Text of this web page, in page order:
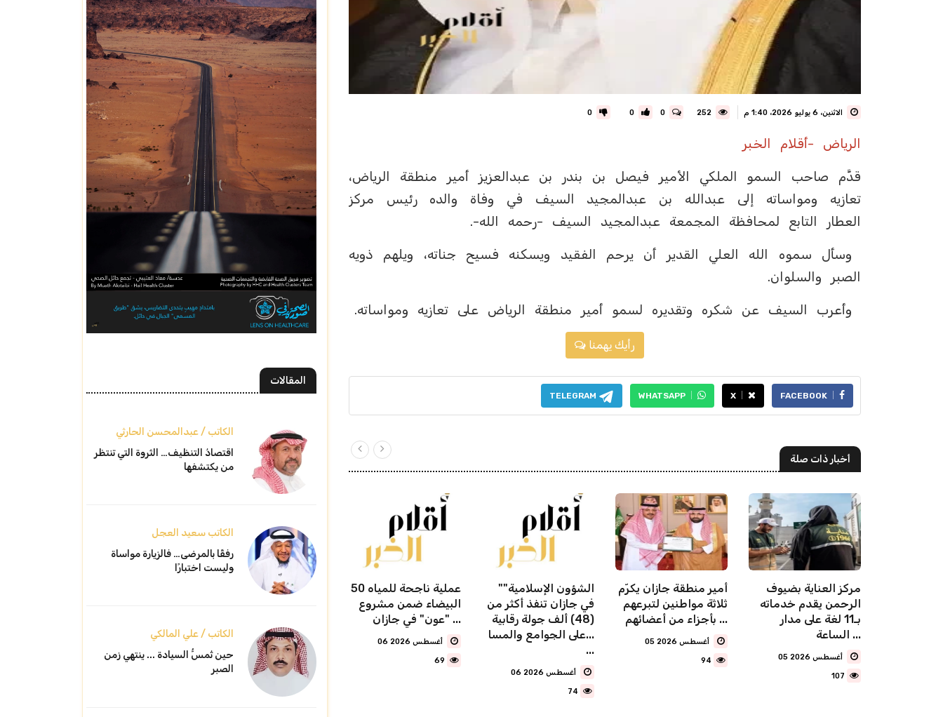
الاثنين، 6 يوليو 2026، 1:40 م 0
0
0
الرياض -أقلام الخبر
قدَّم صاحب السمو الملكي الأمير فيصل بن بندر بن عبدالعزيز أمير منطقة الرياض،
تعازيه ومواساته إلى عبدالله بن عبدالمجيد السيف في وفاة والده رئيس مركز
العطار التابع لمحافظة المجمعة عبدالمجيد السيف -رحمه الله-.
وسأل سموه الله العلي القدير أن يرحم الفقيد ويسكنه فسيح جناته، ويلهم ذويه
الصبر والسلوان.
وأعرب السيف عن شكره وتقديره لسمو أمير منطقة الرياض على تعازيه ومواساته.
رأيك يهمنا
FACEBOOK
X
WHATSAPP
TELEGRAM
أخبار ذات صلة
50 عملية ناجحة للمياه
البيضاء ضمن مشروع
"عون" في جازان ...
69
"الشؤون الإسلامية"
في جازان تنفذ أكثر من
(48) ألف جولة رقابية
على الجوامع والمسا...
...
74
أمير منطقة جازان يكرّم
ثلاثة مواطنين لتبرعهم
بأجزاء من أعضائهم ...
94
مركز العناية بضيوف
الرحمن يقدم خدماته
بـ11 لغة على مدار
الساعة ...
107
المقالات
الكاتب / عبدالمحسن الحارثي
اقتصادُ التنظيف… الثروة التي تنتظر
من يكتشفها
الكاتب سعيد العجل
رفقًا بالمرضى… فالزيارة مواساة
وليست اختبارًا
الكاتب / علي المالكي
حين تُمسُّ السيادة ... ينتهي زمن
الصبر